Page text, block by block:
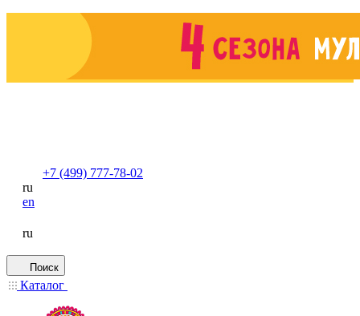
+7 (499) 777-78-02
ru
en
ru
Поиск
Каталог